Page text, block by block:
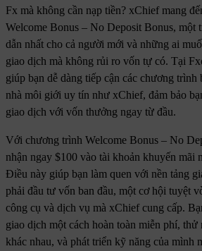
Fx mà không cần nạp tiền? xChief mang
Welcome Bonus – No Deposit Bonus, một
dẫn nhất cho cả người mới và những ai
giao dịch mà không rủi ro vốn tự có. Tại
giúp bạn dễ dàng tiếp cận các chương trình
nhà môi giới uy tín như xChief, đảm bảo
giao dịch với vốn thưởng ngay từ đầu.
Với chương trình Welcome Bonus – No
nhận ngay $100 vào tài khoản khuyến mãi
Điều này giúp bạn làm quen với nền tảng
phải đầu tư vốn ban đầu, một cơ hội tuyệt
công cụ và dịch vụ mà xChief cung cấp.
giao dịch một cách hoàn toàn miễn phí,
khác nhau, và phát triển kỹ năng của mình